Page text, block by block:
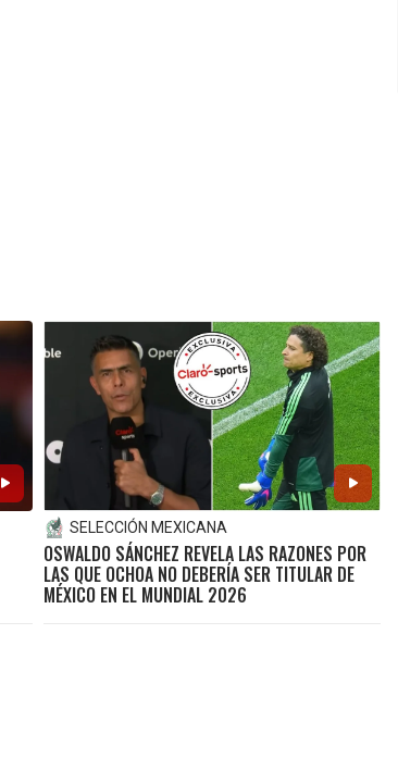
SELECCIÓN MEXICANA
OSWALDO SÁNCHEZ REVELA LAS RAZONES POR
LAS QUE OCHOA NO DEBERÍA SER TITULAR DE
MÉXICO EN EL MUNDIAL 2026